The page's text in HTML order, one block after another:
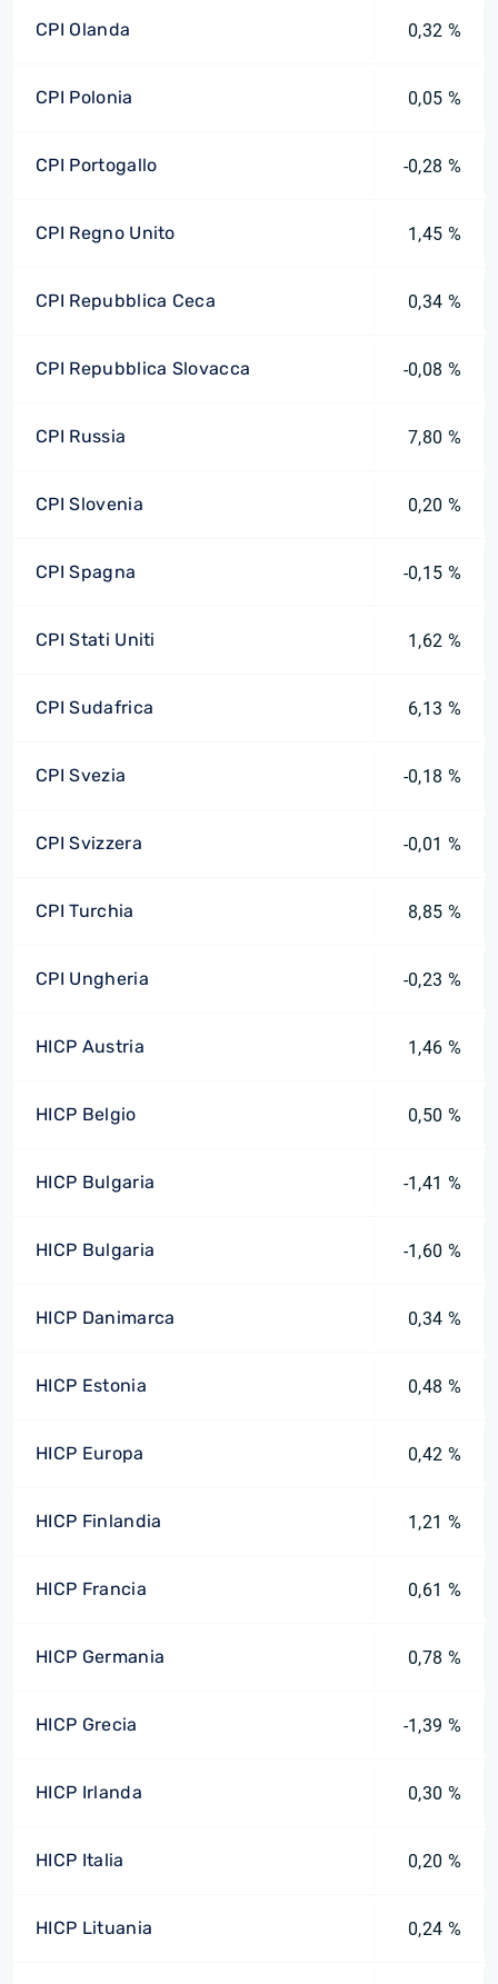
CPI Olanda 0,32 %
CPI Polonia 0,05 %
CPI Portogallo -0,28 %
CPI Regno Unito 1,45 %
CPI Repubblica Ceca 0,34 %
CPI Repubblica Slovacca -0,08 %
CPI Russia 7,80 %
CPI Slovenia 0,20 %
CPI Spagna -0,15 %
CPI Stati Uniti 1,62 %
CPI Sudafrica 6,13 %
CPI Svezia -0,18 %
CPI Svizzera -0,01 %
CPI Turchia 8,85 %
CPI Ungheria -0,23 %
HICP Austria 1,46 %
HICP Belgio 0,50 %
HICP Bulgaria -1,41 %
HICP Bulgaria -1,60 %
HICP Danimarca 0,34 %
HICP Estonia 0,48 %
HICP Europa 0,42 %
HICP Finlandia 1,21 %
HICP Francia 0,61 %
HICP Germania 0,78 %
HICP Grecia -1,39 %
HICP Irlanda 0,30 %
HICP Italia 0,20 %
HICP Lituania 0,24 %